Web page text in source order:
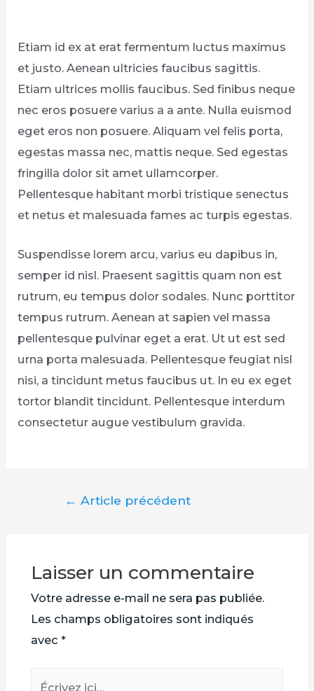
Etiam id ex at erat fermentum luctus maximus
et justo. Aenean ultricies faucibus sagittis.
Etiam ultrices mollis faucibus. Sed finibus neque
nec eros posuere varius a a ante. Nulla euismod
eget eros non posuere. Aliquam vel felis porta,
egestas massa nec, mattis neque. Sed egestas
fringilla dolor sit amet ullamcorper.
Pellentesque habitant morbi tristique senectus
et netus et malesuada fames ac turpis egestas.
Suspendisse lorem arcu, varius eu dapibus in,
semper id nisl. Praesent sagittis quam non est
rutrum, eu tempus dolor sodales. Nunc porttitor
tempus rutrum. Aenean at sapien vel massa
pellentesque pulvinar eget a erat. Ut ut est sed
urna porta malesuada. Pellentesque feugiat nisl
nisi, a tincidunt metus faucibus ut. In eu ex eget
tortor blandit tincidunt. Pellentesque interdum
consectetur augue vestibulum gravida.
← Article précédent
Laisser un commentaire
Votre adresse e-mail ne sera pas publiée.
Les champs obligatoires sont indiqués
avec *